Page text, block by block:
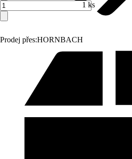
Prodej přes:HORNBACH
1 ks